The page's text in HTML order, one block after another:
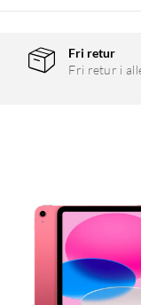
Fri retur
Fri retur i